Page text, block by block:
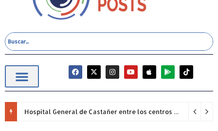
Hospital General de Castañer entre los centros de salud comunitarios con mejor desempeño clínico de Estados Unidos